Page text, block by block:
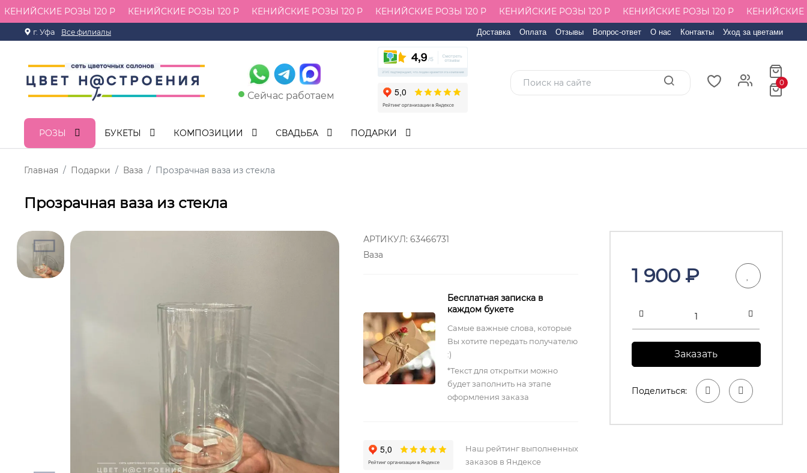
РОЗЫ 120 Р КЕНИЙСКИЕ РОЗЫ 120 Р КЕНИЙСКИЕ РОЗЫ 120 Р КЕНИЙСКИЕ РОЗЫ 120 Р КЕНИЙСКИЕ РОЗЫ 120 Р КЕНИЙСКИЕ РОЗЫ 120 Р КЕНИЙСКИЕ
г. Уфа Все филиалы Доставка Оплата Отзывы Вопрос-ответ О нас Контакты Уход за цветами
Сейчас работаем
0
РОЗЫ БУКЕТЫ КОМПОЗИЦИИ СВАДЬБА ПОДАРКИ
Главная Подарки Ваза Прозрачная ваза из стекла
Прозрачная ваза из стекла
АРТИКУЛ: 63466731
Ваза
Бесплатная записка в
каждом букете
Самые важные слова, которые
Вы хотите передать получателю
:)
*Текст для открытки можно
будет заполнить на этапе
оформления заказа
Наш рейтинг выполненных
заказов в Яндексе
1 900₽
Заказать
Поделиться: